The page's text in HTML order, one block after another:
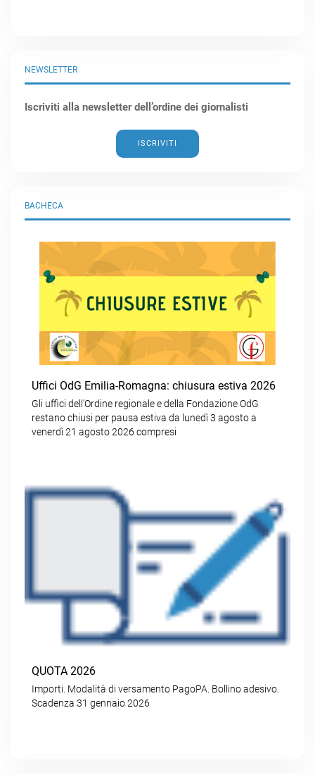
BACHECA
Uffici OdG Emilia-Romagna: chiusura estiva 2026
Gli uffici dell’Ordine regionale e della Fondazione OdG
restano chiusi per pausa estiva da lunedì 3 agosto a
venerdì 21 agosto 2026 compresi
QUOTA 2026
Importi. Modalità di versamento PagoPA. Bollino adesivo.
Scadenza 31 gennaio 2026
NEWSLETTER
Iscriviti alla newsletter dell’ordine dei giornalisti
ISCRIVITI